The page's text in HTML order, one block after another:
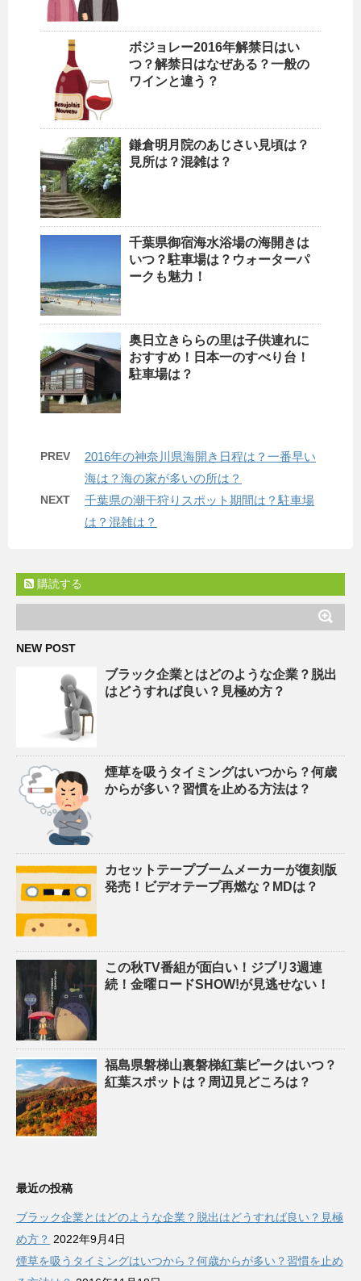
ボジョレー2016年解禁日はい
つ？解禁日はなぜある？一般の
ワインと違う？
鎌倉明月院のあじさい見頃は？
見所は？混雑は？
千葉県御宿海水浴場の海開きは
いつ？駐車場は？ウォーターパ
ークも魅力！
奥日立きららの里は子供連れに
おすすめ！日本一のすべり台！
駐車場は？
PREV
2016年の神奈川県海開き日程は？一番早い
海は？海の家が多いの所は？
NEXT
千葉県の潮干狩りスポット期間は？駐車場
は？混雑は？
購読する
NEW POST
ブラック企業とはどのような企業？脱出
はどうすれば良い？見極め方？
煙草を吸うタイミングはいつから？何歳
からが多い？習慣を止める方法は？
カセットテープブームメーカーが復刻版
発売！ビデオテープ再燃な？MDは？
この秋TV番組が面白い！ジブリ3週連
続！金曜ロードSHOW!が見逃せない！
福島県磐梯山裏磐梯紅葉ピークはいつ？
紅葉スポットは？周辺見どころは？
最近の投稿
ブラック企業とはどのような企業？脱出はどうすれば良い？見極
め方？ 2022年9月4日
煙草を吸うタイミングはいつから？何歳からが多い？習慣を止め